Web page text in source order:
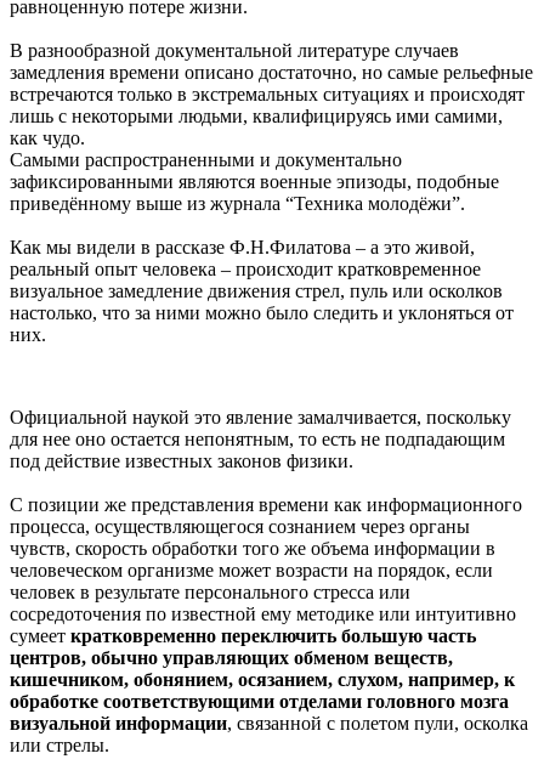
равноценную потере жизни.
В разнообразной документальной литературе случаев
замедления времени описано достаточно, но самые рельефные
встречаются только в экстремальных ситуациях и происходят
лишь с некоторыми людьми, квалифицируясь ими самими,
как чудо.
Самыми распространенными и документально
зафиксированными являются военные эпизоды, подобные
приведённому выше из журнала “Техника молодёжи”.
Как мы видели в рассказе Ф.Н.Филатова – а это живой,
реальный опыт человека – происходит кратковременное
визуальное замедление движения стрел, пуль или осколков
настолько, что за ними можно было следить и уклоняться от
них.
Официальной наукой это явление замалчивается, поскольку
для нее оно остается непонятным, то есть не подпадающим
под действие известных законов физики.
С позиции же представления времени как информационного
процесса, осуществляющегося сознанием через органы
чувств, скорость обработки того же объема информации в
человеческом организме может возрасти на порядок, если
человек в результате персонального стресса или
сосредоточения по известной ему методике или интуитивно
сумеет кратковременно переключить большую часть
центров, обычно управляющих обменом веществ,
кишечником, обонянием, осязанием, слухом, например, к
обработке соответствующими отделами головного мозга
визуальной информации, связанной с полетом пули, осколка
или стрелы.